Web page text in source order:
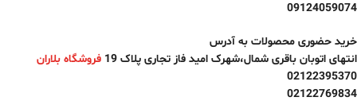
09124059074
خرید حضوری محصولات به آدرس
انتهای اتوبان باقری شمال،شهرک امید فاز تجاری پلاک 19
فروشگاه بلاران
02122395370
02122769834